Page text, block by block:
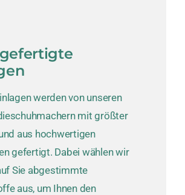
werden von unseren
mit größter
aus hochwertigen
gefertigt. Dabei wählen wir
Sie abgestimmte
aus, um Ihnen den